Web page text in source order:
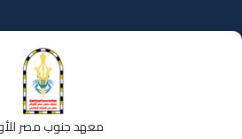
إلى
المحتوى
معهد جنوب مصر